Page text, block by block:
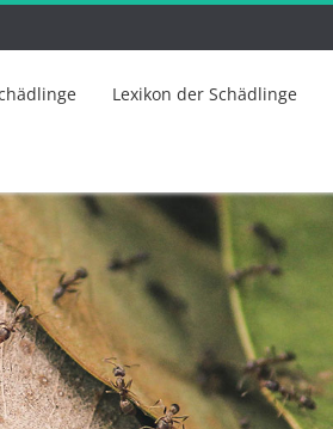
Lexikon der Schädlinge